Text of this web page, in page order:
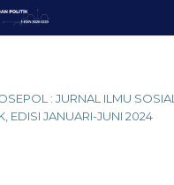
: JURNAL ILMU SOSIAL
EDISI JANUARI-JUNI 2024